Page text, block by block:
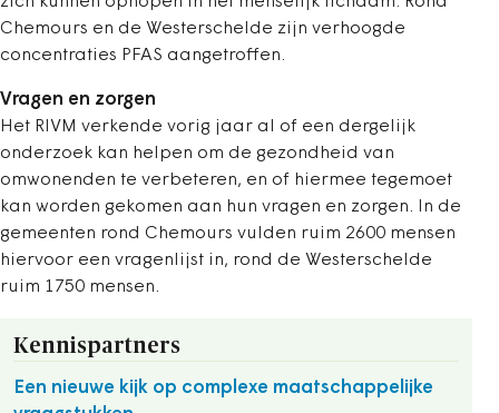
Chemours en de Westerschelde zijn verhoogde
concentraties PFAS aangetroffen.
Vragen en zorgen
Het RIVM verkende vorig jaar al of een dergelijk
onderzoek kan helpen om de gezondheid van
omwonenden te verbeteren, en of hiermee tegemoet
kan worden gekomen aan hun vragen en zorgen. In de
gemeenten rond Chemours vulden ruim 2600 mensen
hiervoor een vragenlijst in, rond de Westerschelde
ruim 1750 mensen.
Kennispartners
Een nieuwe kijk op complexe maatschappelijke